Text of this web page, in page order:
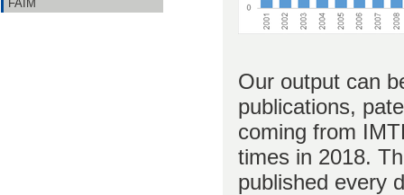
FAIM
Our output can
publications,
coming from
times in 2018.
published every